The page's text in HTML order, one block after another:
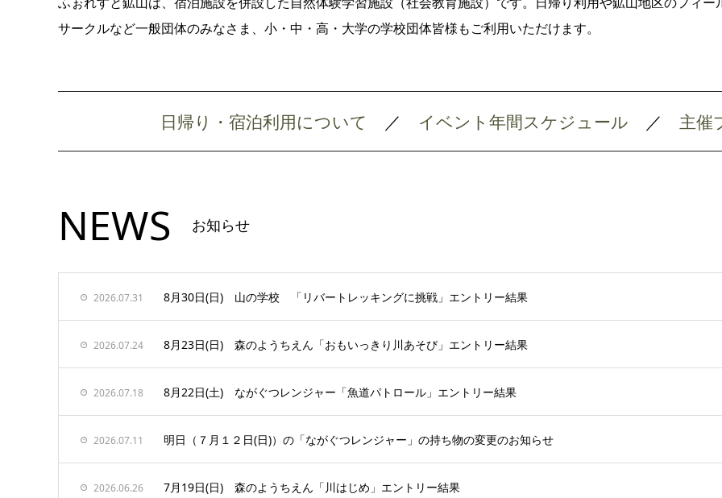
サークルなど一般団体のみなさま、小・中・高・大学の学校団体皆様もご利用いただけます。
日帰り・宿泊利用について ／ イベント年間スケジュール ／ 主催
NEWS お知らせ
2026.07.31 8月30日(日) 山の学校 「リバートレッキングに挑戦」エントリー結果
2026.07.24 8月23日(日) 森のようちえん「おもいっきり川あそび」エントリー結果
2026.07.18 8月22日(土) ながぐつレンジャー「魚道パトロール」エントリー結果
2026.07.11 明日（７月１２日(日)）の「ながぐつレンジャー」の持ち物の変更のお知らせ
2026.06.26 7月19日(日) 森のようちえん「川はじめ」エントリー結果